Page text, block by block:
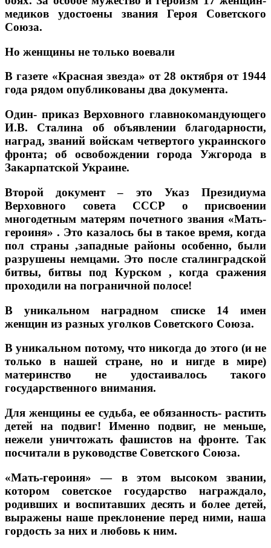
медиков удостоены звания Героя Советского
Союза.
Но женщины не только воевали
В газете «Красная звезда» от 28 октября от 1944
года рядом опубликованы два документа.
Один- приказ Верховного главнокомандующего
И.В. Сталина об объявлении благодарности,
наград, званий войскам четвертого украинского
фронта; об освобождении города Ужгорода в
Закарпатской Украине.
Второй документ – это Указ Президиума
Верховного совета СССР о присвоении
многодетным матерям почетного звания «Мать-
героиня» . Это казалось бы в такое время, когда
пол страны ,западные районы особенно, были
разрушены немцами. Это после сталинградской
битвы, битвы под Курском , когда сражения
проходили на пограничной полосе!
В уникальном наградном списке 14 имен
женщин из разных уголков Советского Союза.
В уникальном потому, что никогда до этого (и не
только в нашей стране, но и нигде в мире)
материнство не удостаивалось такого
государственного внимания.
Для женщины ее судьба, ее обязанность- растить
детей на подвиг! Именно подвиг, не меньше,
нежели уничтожать фашистов на фронте. Так
посчитали в руководстве Советского Союза.
«Мать-героиня» — в этом высоком звании,
котором советское государство награждало,
родивших и воспитавших десять и более детей,
выражены наше преклонение перед ними, наша
гордость за них и любовь к ним.